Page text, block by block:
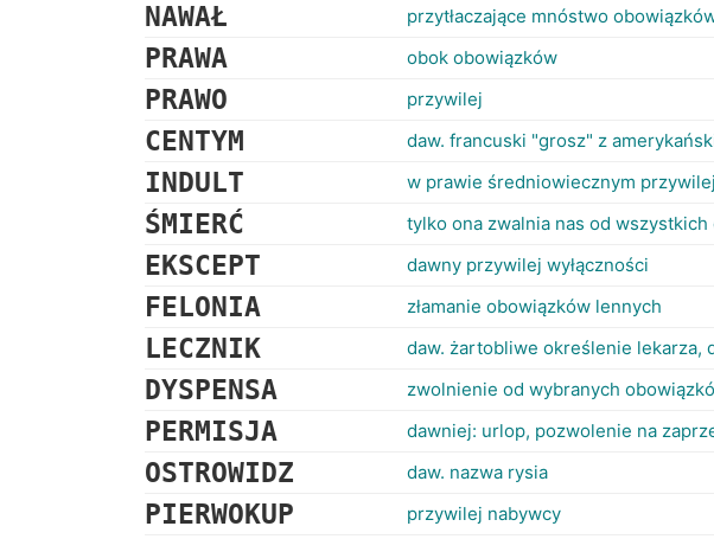
NAWAŁ przytłaczające mnóstwo
PRAWA obok obowiązków
PRAWO przywilej
CENTYM daw. francuski "grosz" z
INDULT w prawie średniowiecznym
ŚMIERĆ tylko ona zwalnia nas od
EKSCEPT dawny przywilej wyłączności
FELONIA złamanie obowiązków lennych
LECZNIK daw. żartobliwe określenie lekarza,
DYSPENSA zwolnienie od wybranych
PERMISJA dawniej: urlop, pozwolenie na
OSTROWIDZ daw. nazwa rysia
PIERWOKUP przywilej nabywcy